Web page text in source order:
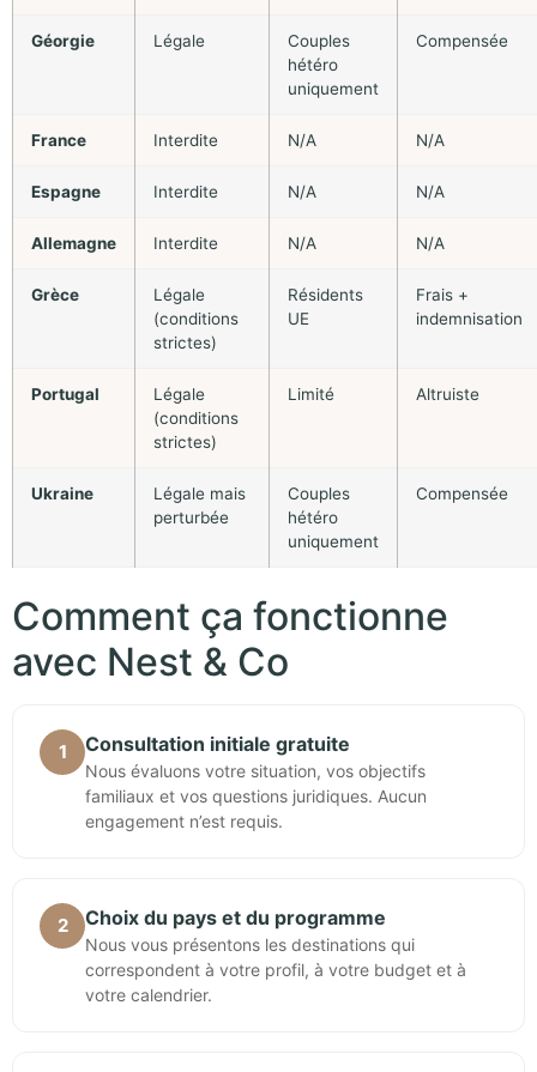
Géorgie Légale
Couples
hétéro
uniquement
Compensée
France Interdite N/A N/A
Espagne Interdite N/A N/A
Allemagne Interdite N/A N/A
Grèce
Légale
(conditions
strictes)
Résidents
UE
Frais +
indemnisation
Portugal
Légale
(conditions
strictes)
Limité Altruiste
Ukraine
Légale mais
perturbée
Couples
hétéro
uniquement
Compensée
Comment ça fonctionne
avec Nest & Co
1 Consultation initiale gratuite
Nous évaluons votre situation, vos objectifs
familiaux et vos questions juridiques. Aucun
engagement n’est requis.
2 Choix du pays et du programme
Nous vous présentons les destinations qui
correspondent à votre profil, à votre budget et à
votre calendrier.